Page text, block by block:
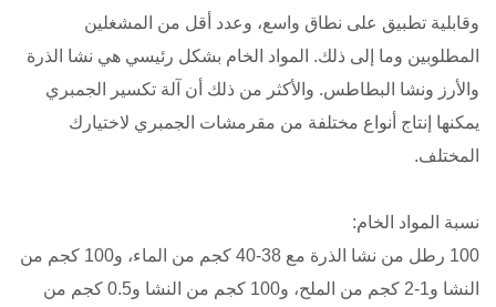
وقابلية تطبيق على نطاق واسع، وعدد أقل من المشغلين
المطلوبين وما إلى ذلك. المواد الخام بشكل رئيسي هي نشا الذرة
والأرز ونشا البطاطس. والأكثر من ذلك أن آلة تكسير الجمبري
يمكنها إنتاج أنواع مختلفة من مقرمشات الجمبري لاختيارك
المختلف.
نسبة المواد الخام:
100 رطل من نشا الذرة مع 38-40 كجم من الماء، و100 كجم من
النشا و1-2 كجم من الملح، و100 كجم من النشا و0.5 كجم من